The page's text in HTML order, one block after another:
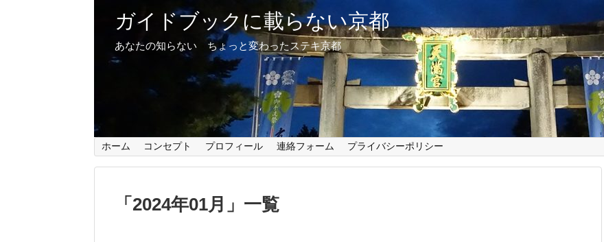
ガイドブックに載らない京都
あなたの知らない ちょっと変わったステキ京都
ホーム コンセプト プロフィール 連絡フォーム プライバシーポリシー
「 2024年01月 」 一覧